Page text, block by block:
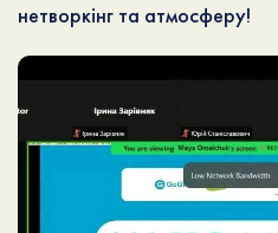
нетворкінг та атмосферу!